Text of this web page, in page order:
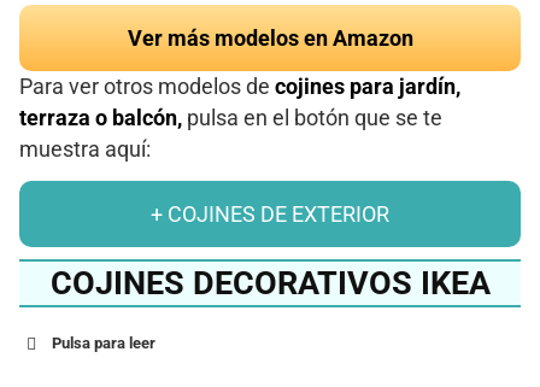
Ver más modelos en Amazon
Para ver otros modelos de cojines para jardín,
terraza o balcón, pulsa en el botón que se te
muestra aquí:
+ COJINES DE EXTERIOR
COJINES DECORATIVOS IKEA
Pulsa para leer